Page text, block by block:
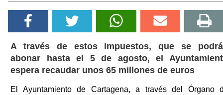
A través de estos impuestos, que se
abonar hasta el 5 de agosto, el
espera recaudar unos 65 millones de euros
El Ayuntamiento de Cartagena, a través del Órgano